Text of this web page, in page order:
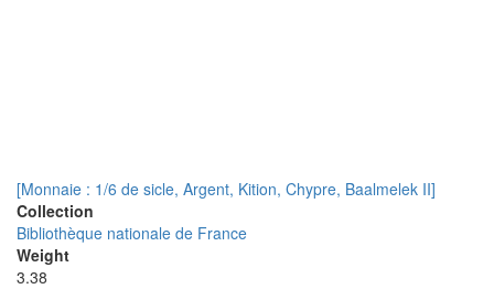
[Monnaie : 1/6 de sicle, Argent, Kition, Chypre, Baalmelek II]
Collection
Bibliothèque nationale de France
Weight
3.38